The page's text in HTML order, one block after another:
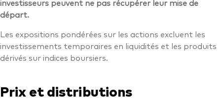
investisseurs peuvent ne pas récupérer leur mise de
départ.
Les expositions pondérées sur les actions excluent les
investissements temporaires en liquidités et les produits
dérivés sur indices boursiers.
Prix et distributions